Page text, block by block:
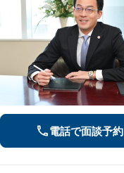
電話で面談予約